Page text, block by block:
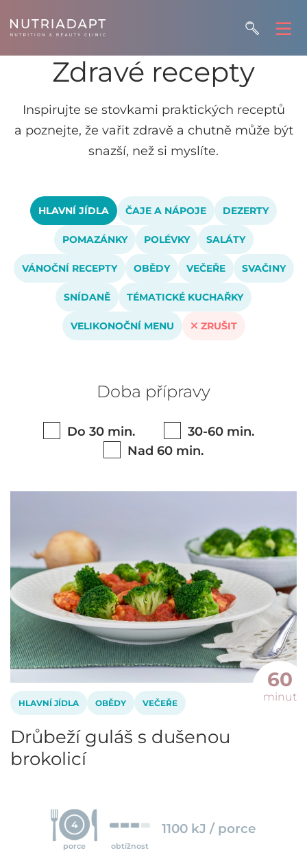
Zdravé recepty
Inspirujte se stovkami praktických receptů
a poznejte, že vařit zdravě a chutně může být
snazší, než si myslíte.
HLAVNÍ JÍDLA ČAJE A NÁPOJE DEZERTY
POMAZÁNKY POLÉVKY SALÁTY
VÁNOČNÍ RECEPTY OBĚDY VEČEŘE SVAČINY
SNÍDANĚ TÉMATICKÉ KUCHAŘKY
VELIKONOČNÍ MENU ZRUŠIT
Doba přípravy
Do 30 min.
30-60 min.
Nad 60 min.
HLAVNÍ JÍDLA OBĚDY VEČEŘE
Drůbeží guláš s dušenou
brokolicí
4
porce obtížnost
1100 kJ / porce
60
minut